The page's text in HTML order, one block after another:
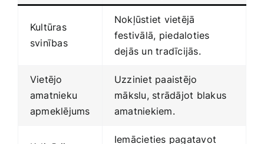
Kultūras
svinības
Nokļūstiet vietējā
festivālā, ⁤piedaloties
dejās un tradīcijās.
Vietējo
amatnieku
apmeklējums
Uzziniet paaistējo
⁣mākslu, strādājot blakus
amatniekiem.
Iemācieties pagatavot